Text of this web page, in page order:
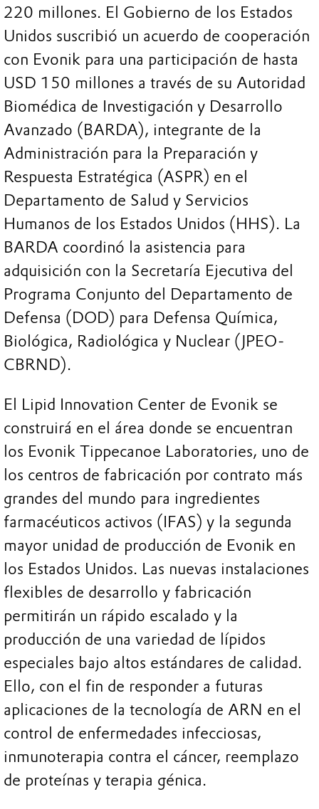
220 millones. El Gobierno de los Estados
Unidos suscribió un acuerdo de cooperación
con Evonik para una participación de hasta
USD 150 millones a través de su Autoridad
Biomédica de Investigación y Desarrollo
Avanzado (BARDA), integrante de la
Administración para la Preparación y
Respuesta Estratégica (ASPR) en el
Departamento de Salud y Servicios
Humanos de los Estados Unidos (HHS). La
BARDA coordinó la asistencia para
adquisición con la Secretaría Ejecutiva del
Programa Conjunto del Departamento de
Defensa (DOD) para Defensa Química,
Biológica, Radiológica y Nuclear (JPEO-
CBRND).
El Lipid Innovation Center de Evonik se
construirá en el área donde se encuentran
los Evonik Tippecanoe Laboratories, uno de
los centros de fabricación por contrato más
grandes del mundo para ingredientes
farmacéuticos activos (IFAS) y la segunda
mayor unidad de producción de Evonik en
los Estados Unidos. Las nuevas instalaciones
flexibles de desarrollo y fabricación
permitirán un rápido escalado y la
producción de una variedad de lípidos
especiales bajo altos estándares de calidad.
Ello, con el fin de responder a futuras
aplicaciones de la tecnología de ARN en el
control de enfermedades infecciosas,
inmunoterapia contra el cáncer, reemplazo
de proteínas y terapia génica.